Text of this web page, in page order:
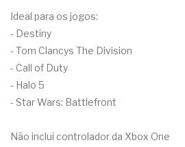
Ideal para os jogos:
- Destiny
- Tom Clancys The Division
- Call of Duty
- Halo 5
- Star Wars: Battlefront
Não inclui controlador da Xbox One